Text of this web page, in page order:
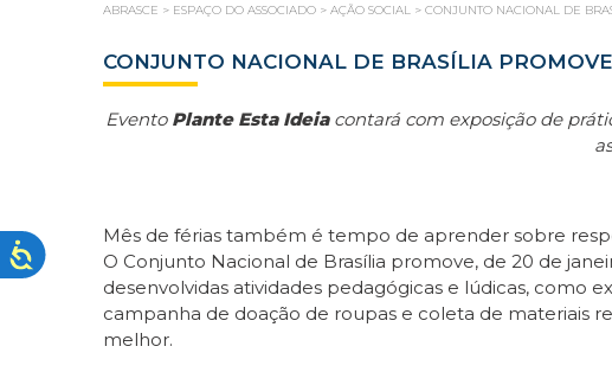
ABRASCE > ESPAÇO DO ASSOCIADO > AÇÃO SOCIAL > CONJUNTO NACIONAL DE
CONJUNTO NACIONAL DE BRASÍLIA
Evento Plante Esta Ideiacontará com exposição de
Mês de férias também é tempo de aprender sobre
O Conjunto Nacional de Brasília promove, de 20 de
desenvolvidas atividades pedagógicas e lúdicas, como
campanha de doação de roupas e coleta de materiais
melhor.